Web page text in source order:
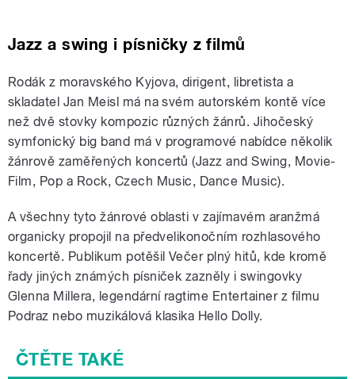
Jazz a swing i písničky z filmů
Rodák z moravského Kyjova, dirigent, libretista a
skladatel Jan Meisl má na svém autorském kontě více
než dvě stovky kompozic různých žánrů. Jihočeský
symfonický big band má v programové nabídce několik
žánrově zaměřených koncertů (Jazz and Swing, Movie-
Film, Pop a Rock, Czech Music, Dance Music).
A všechny tyto žánrové oblasti v zajímavém aranžmá
organicky propojil na předvelikonočním rozhlasového
koncertě. Publikum potěšil Večer plný hitů, kde kromě
řady jiných známých písniček zazněly i swingovky
Glenna Millera, legendární ragtime Entertainer z filmu
Podraz nebo muzikálová klasika Hello Dolly.